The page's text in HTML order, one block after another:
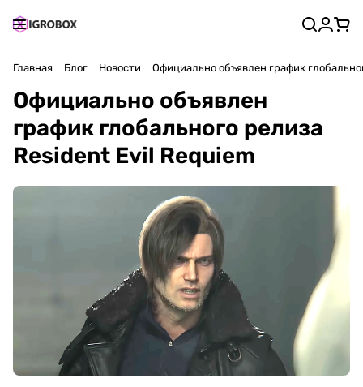
Главная Блог Новости Официально объявлен график
Официально объявлен
график глобального релиза
Resident Evil Requiem